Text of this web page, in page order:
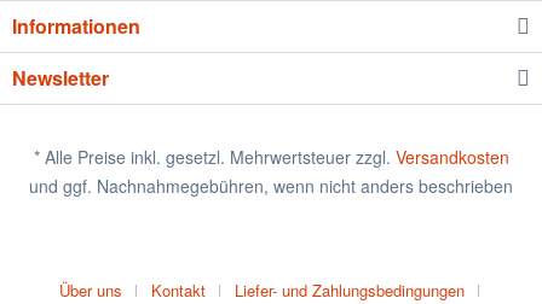
Informationen
Newsletter
* Alle Preise inkl. gesetzl. Mehrwertsteuer zzgl. Versandkosten
und ggf. Nachnahmegebühren, wenn nicht anders beschrieben
Über uns Kontakt
Liefer- und Zahlungsbedingungen